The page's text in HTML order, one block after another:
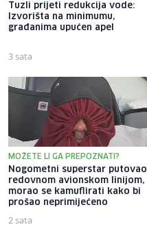
Tuzli prijeti redukcija vode:
Izvorišta na minimumu,
građanima upućen apel
3 sata
MOŽETE LI GA PREPOZNATI?
Nogometni superstar putovao
redovnom avionskom linijom,
morao se kamuflirati kako bi
prošao neprimijećeno
2 sata